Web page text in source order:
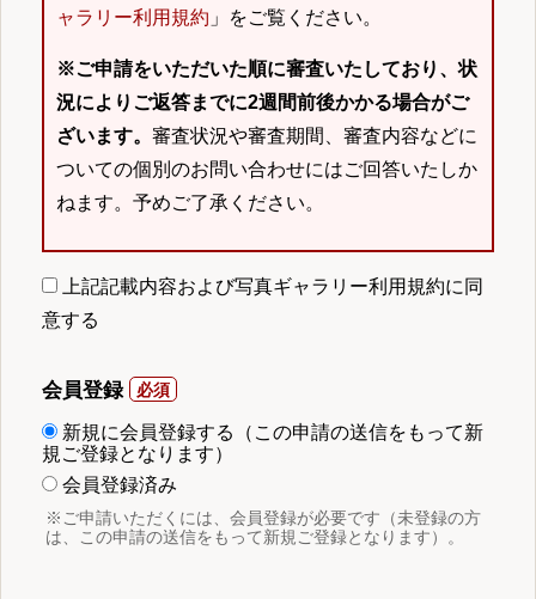
ャラリー利用規約 」をご覧ください。
※ご申請をいただいた順に審査いたしており、状
況によりご返答までに2週間前後かかる場合がご
ざいます。 審査状況や審査期間、審査内容などに
ついての個別のお問い合わせにはご回答いたしか
ねます。予めご了承ください。
上記記載内容および写真ギャラリー利用規約に同
意する
会員登録
新規に会員登録する（この申請の送信をもって新
規ご登録となります）
会員登録済み
※ご申請いただくには、会員登録が必要です（未登録の方
は、この申請の送信をもって新規ご登録となります）。